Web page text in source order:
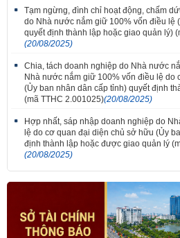
Tạm ngừng, đình chỉ hoạt động, chấm
do Nhà nước nắm giữ 100% vốn điều lệ
quyết định thành lập hoặc giao quản lý)
(20/08/2025)
Chia, tách doanh nghiệp do Nhà nước
Nhà nước nắm giữ 100% vốn điều lệ do
(Ủy ban nhân dân cấp tỉnh) quyết định
(mã TTHC 2.001025)(20/08/2025)
Hợp nhất, sáp nhập doanh nghiệp do
lệ do cơ quan đại diện chủ sở hữu (Ủy
định thành lập hoặc được giao quản lý
(20/08/2025)